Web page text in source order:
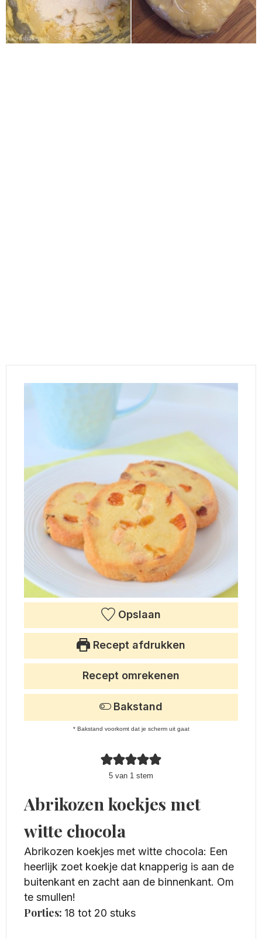
Opslaan
Recept afdrukken
5 van 1 stem
Recept omrekenen
Bakstand
* Bakstand voorkomt dat je scherm uit gaat
Abrikozen koekjes met
witte chocola
Abrikozen koekjes met witte chocola: Een
heerlijk zoet koekje dat knapperig is aan de
buitenkant en zacht aan de binnenkant. Om
te smullen!
Porties: 18 tot 20 stuks